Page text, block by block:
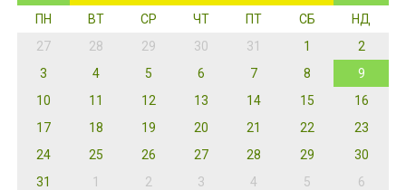
ПН
ВТ СР ЧТ ПТ СБ
НД
27
28 29 30 31 1
2
3
4 5 6 7 8
9
10
11 12 13 14 15
16
17
18 19 20 21 22
23
24
25 26 27 28 29
30
31
1 2 3 4 5 6